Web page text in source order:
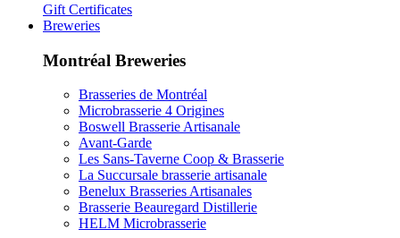
Gift Certificates
Breweries
Montréal Breweries
Brasseries de Montréal
Microbrasserie 4 Origines
Boswell Brasserie Artisanale
Avant-Garde
Les Sans-Taverne Coop & Brasserie
La Succursale brasserie artisanale
Benelux Brasseries Artisanales
Brasserie Beauregard Distillerie
HELM Microbrasserie